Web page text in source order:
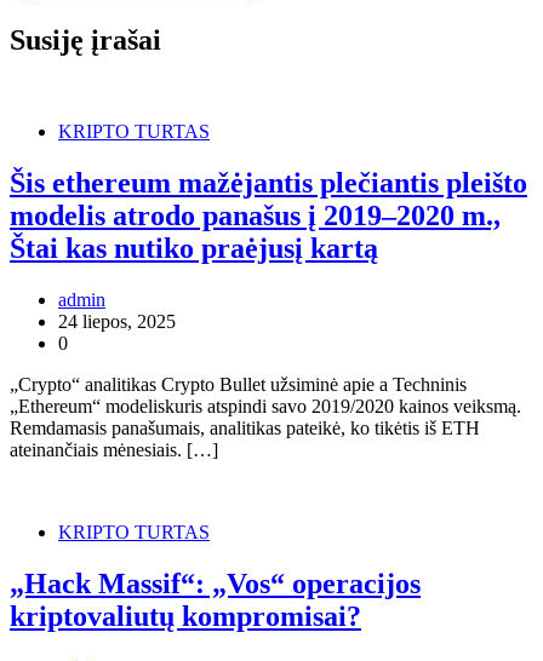
Susiję įrašai
KRIPTO TURTAS
Šis ethereum mažėjantis plečiantis pleišto
modelis atrodo panašus į 2019–2020 m.,
Štai kas nutiko praėjusį kartą
admin
24 liepos, 2025
0
„Crypto“ analitikas Crypto Bullet užsiminė apie a Techninis
„Ethereum“ modeliskuris atspindi savo 2019/2020 kainos veiksmą.
Remdamasis panašumais, analitikas pateikė, ko tikėtis iš ETH
ateinančiais mėnesiais. […]
KRIPTO TURTAS
„Hack Massif“: „Vos“ operacijos
kriptovaliutų kompromisai?